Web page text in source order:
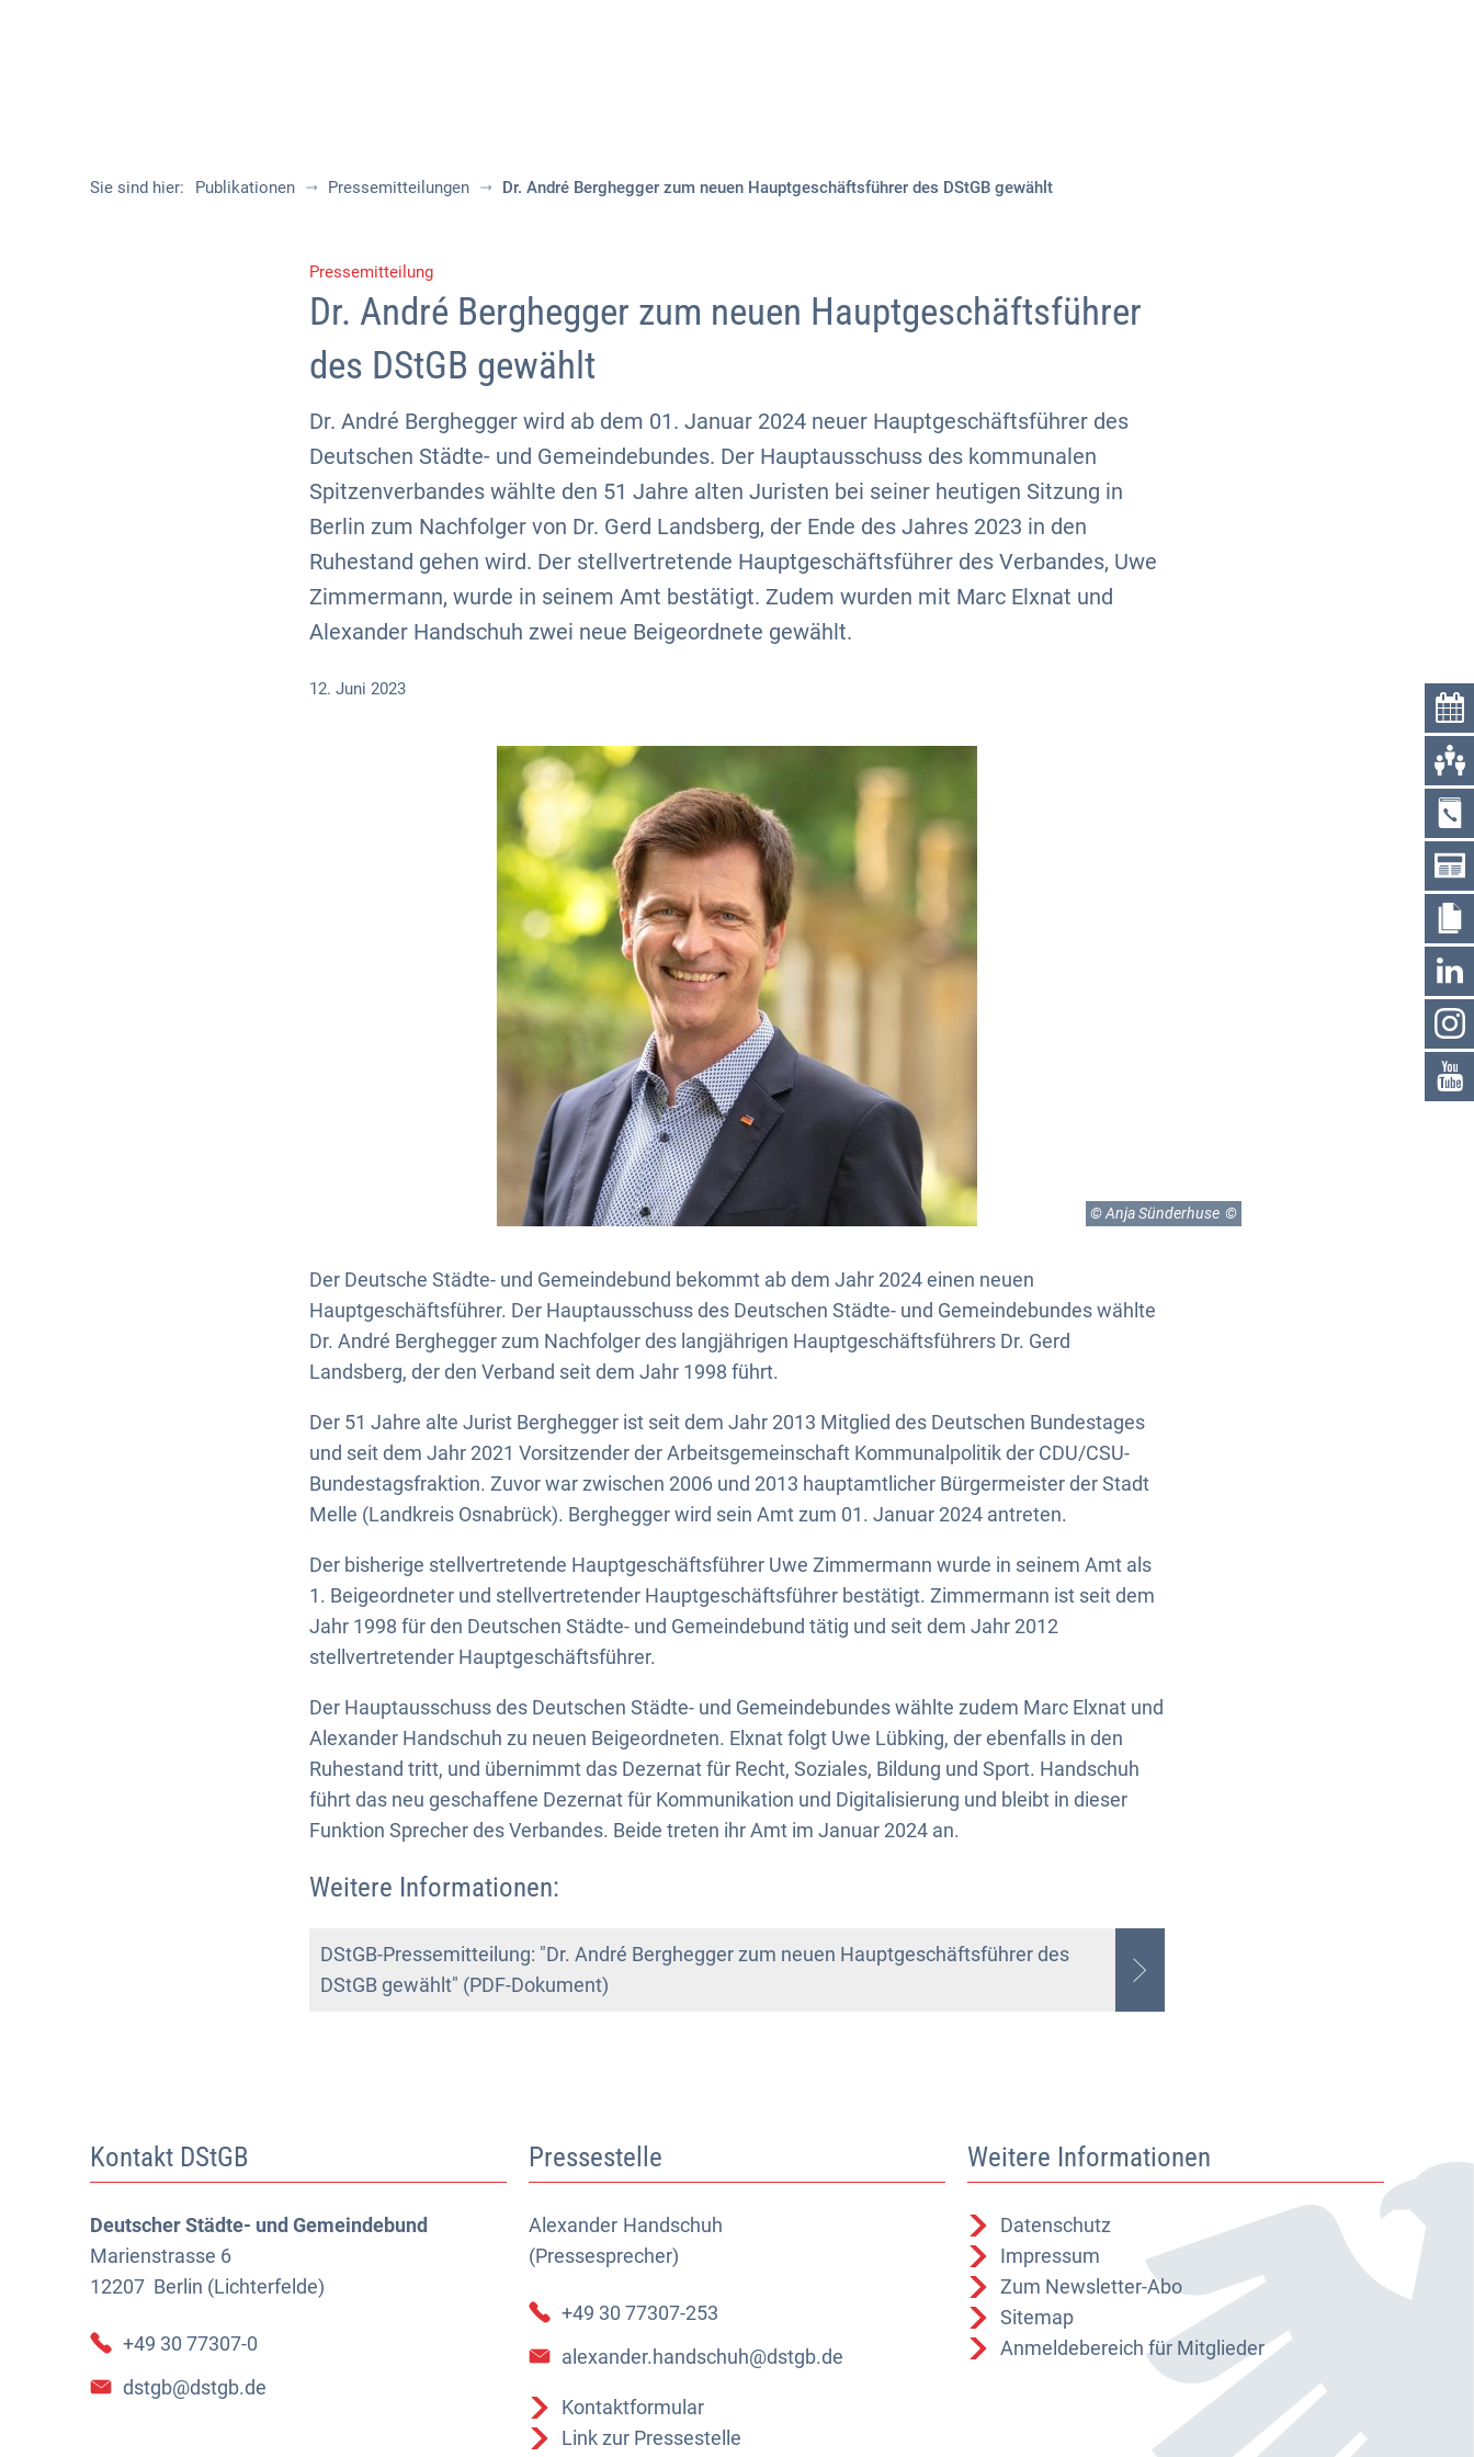
Sie sind hier: Publikationen Pressemitteilungen Dr. André Berghegger zum neuen Hauptgeschäftsführer des DStGB gewählt
Pressemitteilung
Dr. André Berghegger zum neuen Hauptgeschäftsführer
des DStGB gewählt
Dr. André Berghegger wird ab dem 01. Januar 2024 neuer Hauptgeschäftsführer des
Deutschen Städte- und Gemeindebundes. Der Hauptausschuss des kommunalen
Spitzenverbandes wählte den 51 Jahre alten Juristen bei seiner heutigen Sitzung in
Berlin zum Nachfolger von Dr. Gerd Landsberg, der Ende des Jahres 2023 in den
Ruhestand gehen wird. Der stellvertretende Hauptgeschäftsführer des Verbandes, Uwe
Zimmermann, wurde in seinem Amt bestätigt. Zudem wurden mit Marc Elxnat und
Alexander Handschuh zwei neue Beigeordnete gewählt.
12. Juni 2023
© Anja Sünderhuse
Der Deutsche Städte- und Gemeindebund bekommt ab dem Jahr 2024 einen neuen
Hauptgeschäftsführer. Der Hauptausschuss des Deutschen Städte- und Gemeindebundes wählte
Dr. André Berghegger zum Nachfolger des langjährigen Hauptgeschäftsführers Dr. Gerd
Landsberg, der den Verband seit dem Jahr 1998 führt.
Der 51 Jahre alte Jurist Berghegger ist seit dem Jahr 2013 Mitglied des Deutschen Bundestages
und seit dem Jahr 2021 Vorsitzender der Arbeitsgemeinschaft Kommunalpolitik der CDU/CSU-
Bundestagsfraktion. Zuvor war zwischen 2006 und 2013 hauptamtlicher Bürgermeister der Stadt
Melle (Landkreis Osnabrück). Berghegger wird sein Amt zum 01. Januar 2024 antreten.
Der bisherige stellvertretende Hauptgeschäftsführer Uwe Zimmermann wurde in seinem Amt als
1. Beigeordneter und stellvertretender Hauptgeschäftsführer bestätigt. Zimmermann ist seit dem
Jahr 1998 für den Deutschen Städte- und Gemeindebund tätig und seit dem Jahr 2012
stellvertretender Hauptgeschäftsführer.
Der Hauptausschuss des Deutschen Städte- und Gemeindebundes wählte zudem Marc Elxnat und
Alexander Handschuh zu neuen Beigeordneten. Elxnat folgt Uwe Lübking, der ebenfalls in den
Ruhestand tritt, und übernimmt das Dezernat für Recht, Soziales, Bildung und Sport. Handschuh
führt das neu geschaffene Dezernat für Kommunikation und Digitalisierung und bleibt in dieser
Funktion Sprecher des Verbandes. Beide treten ihr Amt im Januar 2024 an.
Weitere Informationen:
DStGB-Pressemitteilung: "Dr. André Berghegger zum neuen Hauptgeschäftsführer des
DStGB gewählt" (PDF-Dokument)
Kontakt DStGB
Deutscher Städte- und Gemeindebund
Marienstrasse 6
12207 Berlin (Lichterfelde)
+49 30 77307-0
dstgb@dstgb.de
Pressestelle
Alexander Handschuh
(Pressesprecher)
Alexander Handschuh (Pressesprecher)
+49 30 77307-253
alexander.handschuh@dstgb.de
Kontaktformular
Link zur Pressestelle
Weitere Informationen
Datenschutz
Impressum
Zum Newsletter-Abo
Sitemap
Anmeldebereich für Mitglieder